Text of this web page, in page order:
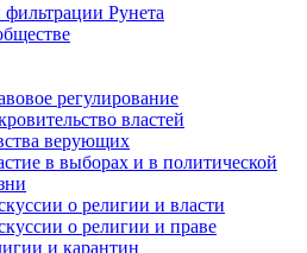
Рунета
регулирование
властей
верующих
в выборах и в политической
о религии и власти
о религии и праве
и карантин